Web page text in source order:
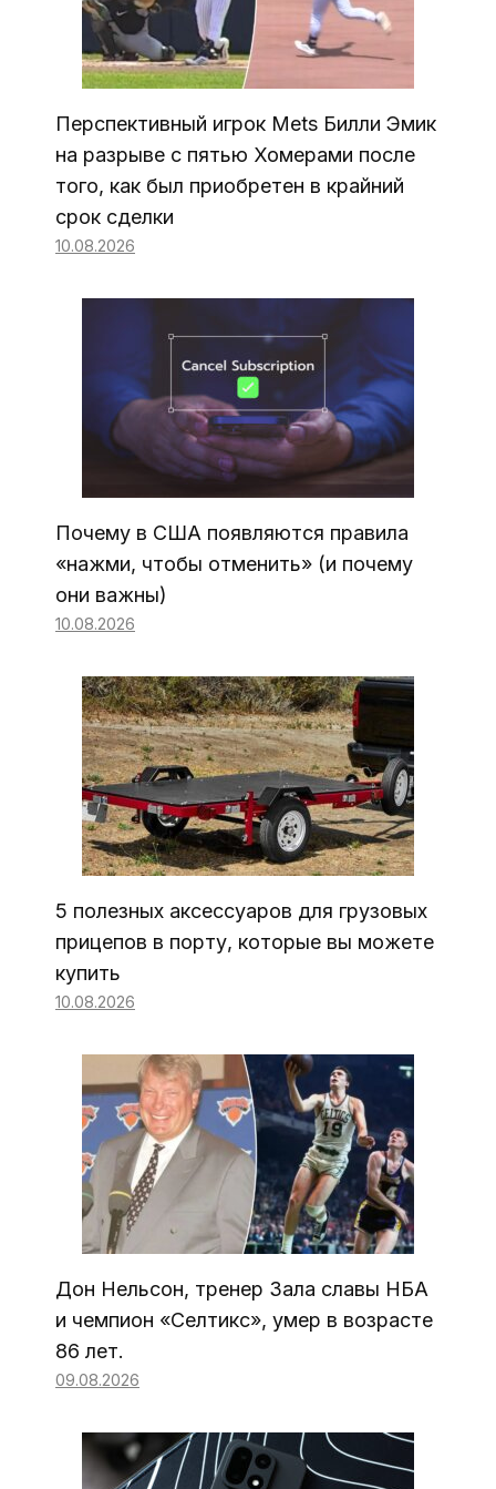
Перспективный игрок Mets Билли Эмик
на разрыве с пятью Хомерами после
того, как был приобретен в крайний
срок сделки
10.08.2026
Почему в США появляются правила
«нажми, чтобы отменить» (и почему
они важны)
10.08.2026
5 полезных аксессуаров для грузовых
прицепов в порту, которые вы можете
купить
10.08.2026
Дон Нельсон, тренер Зала славы НБА
и чемпион «Селтикс», умер в возрасте
86 лет.
09.08.2026